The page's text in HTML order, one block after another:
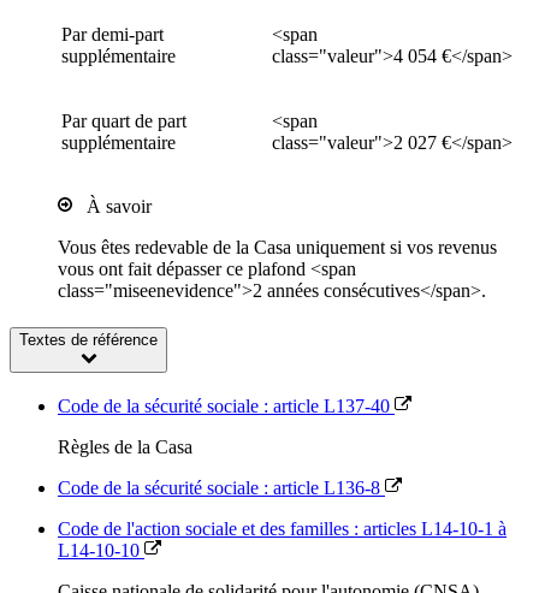
Par demi-part
supplémentaire
<span
class="valeur">4 054 €</span>
Par quart de part
supplémentaire
<span
class="valeur">2 027 €</span>
À savoir
Vous êtes redevable de la Casa uniquement si vos revenus
vous ont fait dépasser ce plafond <span
class="miseenevidence">2 années consécutives</span>.
Textes de référence
Code de la sécurité sociale : article L137-40
Règles de la Casa
Code de la sécurité sociale : article L136-8
Code de l'action sociale et des familles : articles L14-10-1 à
L14-10-10